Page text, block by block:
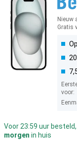
Nieuw
Gratis
voor:
Voor 23:59 uur besteld,
morgen in huis